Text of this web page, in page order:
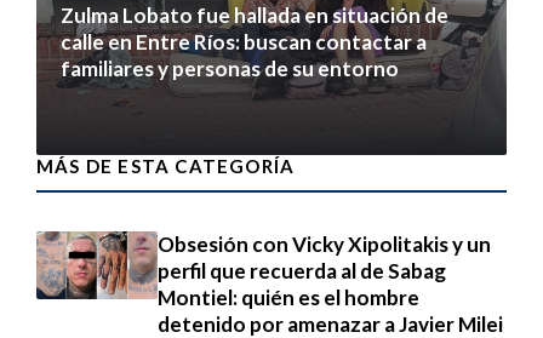
Zulma Lobato fue hallada en situación de
calle en Entre Ríos: buscan contactar a
familiares y personas de su entorno
6 agosto 2026
MÁS DE ESTA CATEGORÍA
Obsesión con Vicky Xipolitakis y un
perfil que recuerda al de Sabag
Montiel: quién es el hombre
detenido por amenazar a Javier Milei